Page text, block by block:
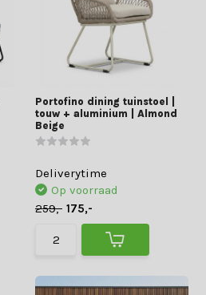
Portofino dining tuinstoel |
touw + aluminium | Almond
Beige
Deliverytime
Op voorraad
259,- 175,-